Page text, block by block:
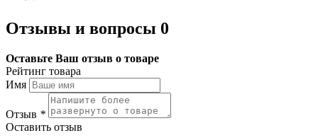
Отзывы и вопросы 0
Оставьте Ваш отзыв о товаре
Рейтинг товара
Имя
Отзыв *
Оставить отзыв